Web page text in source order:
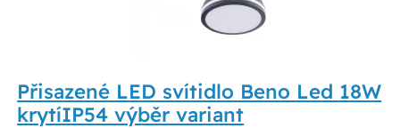
Přisazené LED svítidlo Beno Led 18W
krytíIP54 výběr variant